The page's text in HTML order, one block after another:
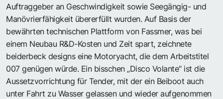
Auftraggeber an Geschwindigkeit sowie Seegängig- und
Manövrierfähigkeit übererfüllt wurden. Auf Basis der
bewährten technischen Plattform von Fassmer, was bei
einem Neubau R&D-Kosten und Zeit spart, zeichnete
beiderbeck designs eine Motoryacht, die dem Arbeitstitel
007 genügen würde. Ein bisschen „Disco Volante“ ist die
Aussetzvorrichtung für Tender, mit der ein Beiboot auch
unter Fahrt zu Wasser gelassen und wieder aufgenommen